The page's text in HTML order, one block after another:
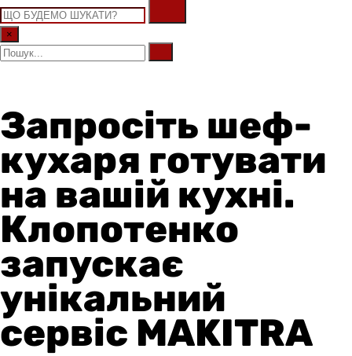
×
Запросіть шеф-
кухаря готувати
на вашій кухні.
Клопотенко
запускає
унікальний
сервіс MAKITRA